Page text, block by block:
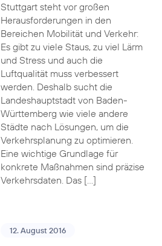
Stuttgart steht vor großen
Herausforderungen in den
Bereichen Mobilität und Verkehr:
Es gibt zu viele Staus, zu viel Lärm
und Stress und auch die
Luftqualität muss verbessert
werden. Deshalb sucht die
Landeshauptstadt von Baden-
Württemberg wie viele andere
Städte nach Lösungen, um die
Verkehrsplanung zu optimieren.
Eine wichtige Grundlage für
konkrete Maßnahmen sind präzise
Verkehrsdaten. Das […]
12. August 2016